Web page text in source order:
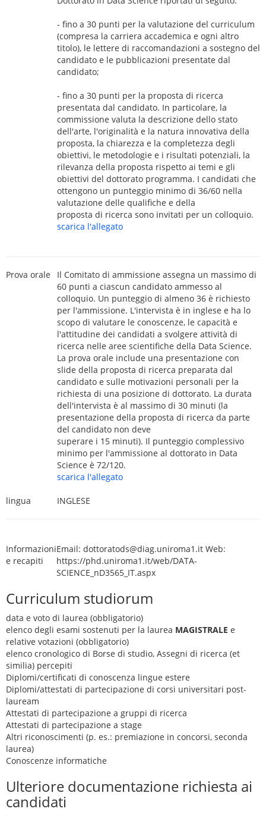
- fino a 30 punti per la valutazione del curriculum
(compresa la carriera accademica e ogni altro
titolo), le lettere di raccomandazioni a sostegno del
candidato e le pubblicazioni presentate dal
candidato;
- fino a 30 punti per la proposta di ricerca
presentata dal candidato. In particolare, la
commissione valuta la descrizione dello stato
dell'arte, l'originalità e la natura innovativa della
proposta, la chiarezza e la completezza degli
obiettivi, le metodologie e i risultati potenziali, la
rilevanza della proposta rispetto ai temi e gli
obiettivi del dottorato programma. I candidati che
ottengono un punteggio minimo di 36/60 nella
valutazione delle qualifiche e della
proposta di ricerca sono invitati per un colloquio.
scarica l'allegato
Prova orale
Il Comitato di ammissione assegna un massimo di
60 punti a ciascun candidato ammesso al
colloquio. Un punteggio di almeno 36 è richiesto
per l'ammissione. L'intervista è in inglese e ha lo
scopo di valutare le conoscenze, le capacità e
l'attitudine dei candidati a svolgere attività di
ricerca nelle aree scientifiche della Data Science.
La prova orale include una presentazione con
slide della proposta di ricerca preparata dal
candidato e sulle motivazioni personali per la
richiesta di una posizione di dottorato. La durata
dell'intervista è al massimo di 30 minuti (la
presentazione della proposta di ricerca da parte
del candidato non deve
superare i 15 minuti). Il punteggio complessivo
minimo per l'ammissione al dottorato in Data
Science è 72/120.
scarica l'allegato
lingua INGLESE
Informazioni
e recapiti
Email: dottoratods@diag.uniroma1.it Web:
https://phd.uniroma1.it/web/DATA-
SCIENCE_nD3565_IT.aspx
Curriculum studiorum
data e voto di laurea (obbligatorio)
elenco degli esami sostenuti per la laurea MAGISTRALE e
relative votazioni (obbligatorio)
elenco cronologico di Borse di studio, Assegni di ricerca (et
similia) percepiti
Diplomi/certificati di conoscenza lingue estere
Diplomi/attestati di partecipazione di corsi universitari post-
lauream
Attestati di partecipazione a gruppi di ricerca
Attestati di partecipazione a stage
Altri riconoscimenti (p. es.: premiazione in concorsi, seconda
laurea)
Conoscenze informatiche
Ulteriore documentazione richiesta ai
candidati